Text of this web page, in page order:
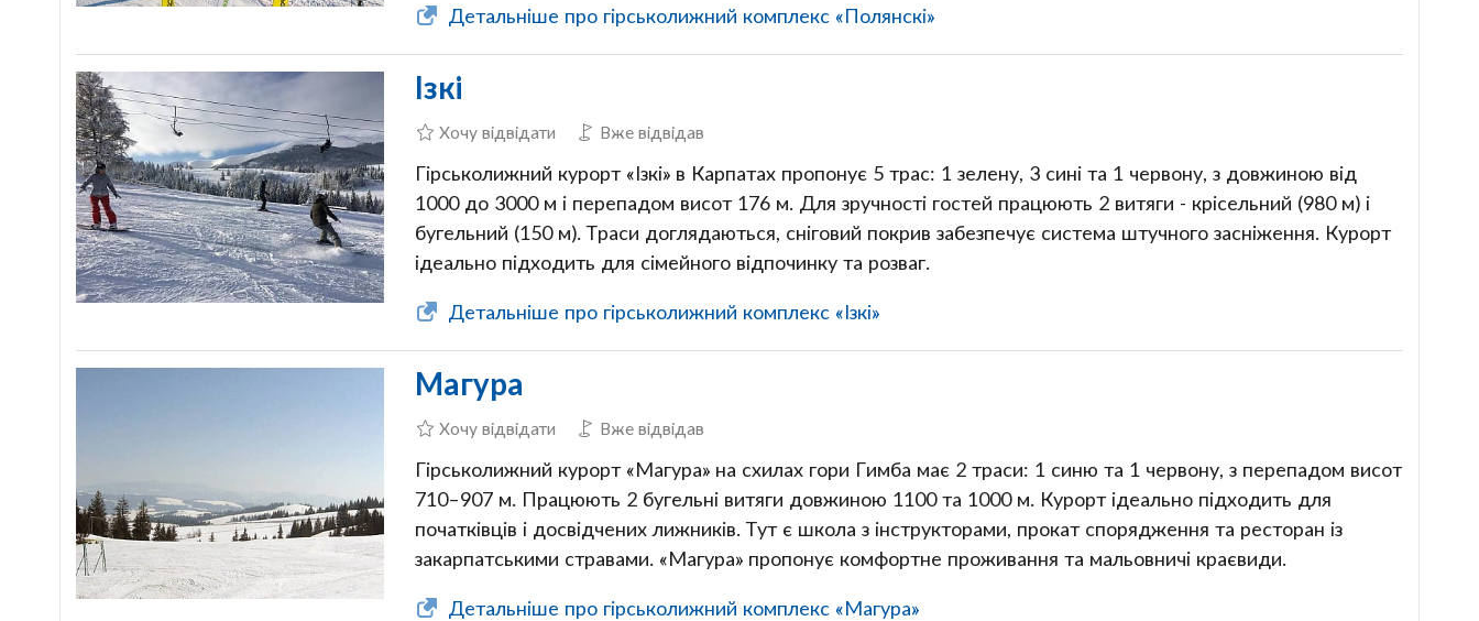
Детальніше про гірськолижний комплекс «Полянскі»
Ізкі
Хочу відвідати Вже відвідав
Гірськолижний курорт «Ізкі» в Карпатах пропонує 5 трас: 1 зелену, 3 сині та 1 червону, з довжиною від
1000 до 3000 м і перепадом висот 176 м. Для зручності гостей працюють 2 витяги - крісельний (980 м) і
бугельний (150 м). Траси доглядаються, сніговий покрив забезпечує система штучного засніження. Курорт
ідеально підходить для сімейного відпочинку та розваг.
Детальніше про гірськолижний комплекс «Ізкі»
Магура
Хочу відвідати Вже відвідав
Гірськолижний курорт «Магура» на схилах гори Гимба має 2 траси: 1 синю та 1 червону, з перепадом висот
710–907 м. Працюють 2 бугельні витяги довжиною 1100 та 1000 м. Курорт ідеально підходить для
початківців і досвідчених лижників. Тут є школа з інструкторами, прокат спорядження та ресторан із
закарпатськими стравами. «Магура» пропонує комфортне проживання та мальовничі краєвиди.
Детальніше про гірськолижний комплекс «Магура»